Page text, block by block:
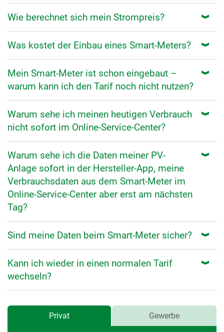
Wie berechnet sich mein Strompreis?
Was kostet der Einbau eines Smart-Meters?
Mein Smart-Meter ist schon eingebaut –
warum kann ich den Tarif noch nicht nutzen?
Warum sehe ich meinen heutigen Verbrauch
nicht sofort im Online-Service-Center?
Warum sehe ich die Daten meiner PV-
Anlage sofort in der Hersteller-App, meine
Verbrauchsdaten aus dem Smart-Meter im
Online-Service-Center aber erst am nächsten
Tag?
Sind meine Daten beim Smart-Meter sicher?
Kann ich wieder in einen normalen Tarif
wechseln?
Preisrechner
Privat Preisrechner
Gewerbe